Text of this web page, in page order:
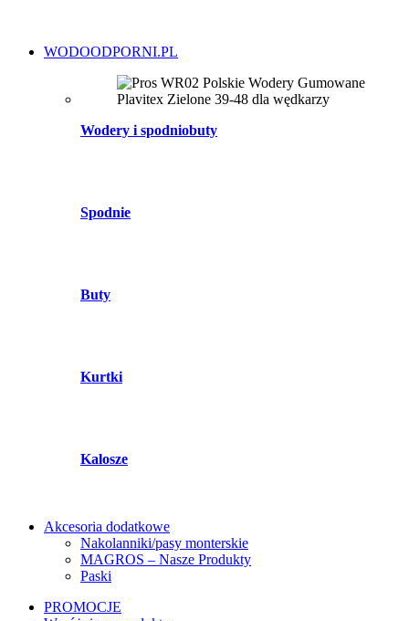
WODOODPORNI.PL
Wodery i spodniobuty
Spodnie
Buty
Kurtki
Kalosze
Akcesoria dodatkowe
Nakolanniki/pasy monterskie
MAGROS – Nasze Produkty
Paski
PROMOCJE